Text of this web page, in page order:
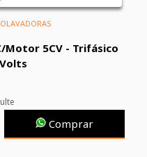
Motor 5CV - Trifásico
Comprar